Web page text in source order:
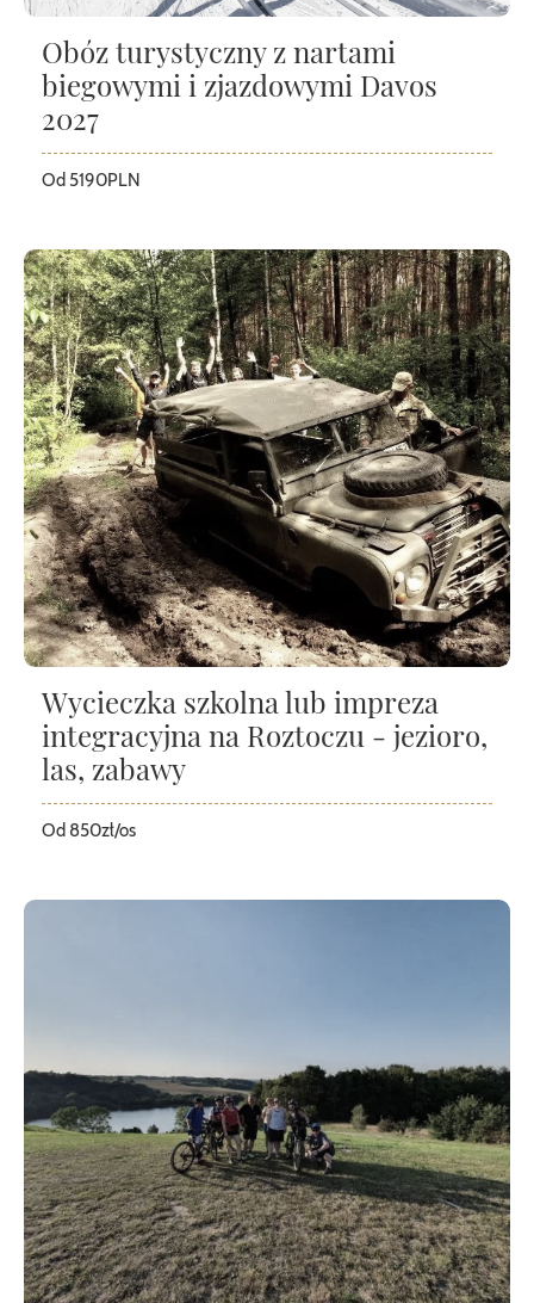
Obóz turystyczny z nartami
biegowymi i zjazdowymi Davos
2027
Od 5190PLN
Wycieczka szkolna lub impreza
integracyjna na Roztoczu - jezioro,
las, zabawy
Od 850zł/os